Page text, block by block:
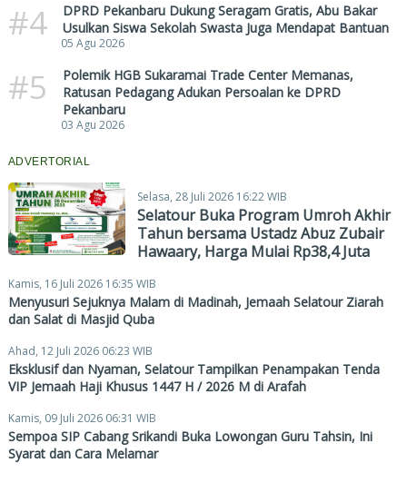
#4
DPRD Pekanbaru Dukung Seragam Gratis, Abu Bakar
Usulkan Siswa Sekolah Swasta Juga Mendapat Bantuan
05 Agu 2026
#5
Polemik HGB Sukaramai Trade Center Memanas,
Ratusan Pedagang Adukan Persoalan ke DPRD
Pekanbaru
03 Agu 2026
ADVERTORIAL
Selasa, 28 Juli 2026 16:22 WIB
Selatour Buka Program Umroh Akhir
Tahun bersama Ustadz Abuz Zubair
Hawaary, Harga Mulai Rp38,4 Juta
Kamis, 16 Juli 2026 16:35 WIB
Menyusuri Sejuknya Malam di Madinah, Jemaah Selatour Ziarah
dan Salat di Masjid Quba
Ahad, 12 Juli 2026 06:23 WIB
Eksklusif dan Nyaman, Selatour Tampilkan Penampakan Tenda
VIP Jemaah Haji Khusus 1447 H / 2026 M di Arafah
Kamis, 09 Juli 2026 06:31 WIB
Sempoa SIP Cabang Srikandi Buka Lowongan Guru Tahsin, Ini
Syarat dan Cara Melamar